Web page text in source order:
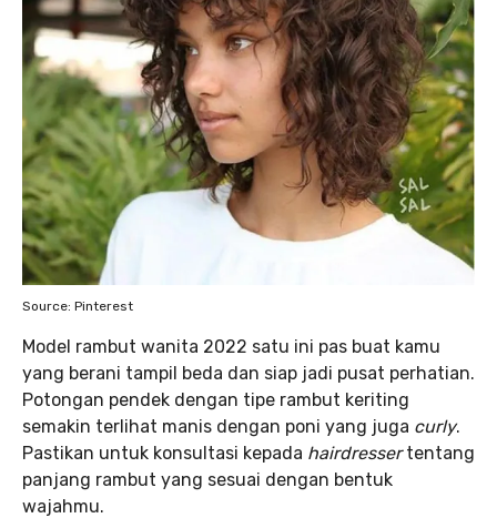
Source: Pinterest
Model rambut wanita 2022 satu ini pas buat kamu
yang berani tampil beda dan siap jadi pusat perhatian.
Potongan pendek dengan tipe rambut keriting
semakin terlihat manis dengan poni yang juga curly.
Pastikan untuk konsultasi kepada hairdressertentang
panjang rambut yang sesuai dengan bentuk
wajahmu.